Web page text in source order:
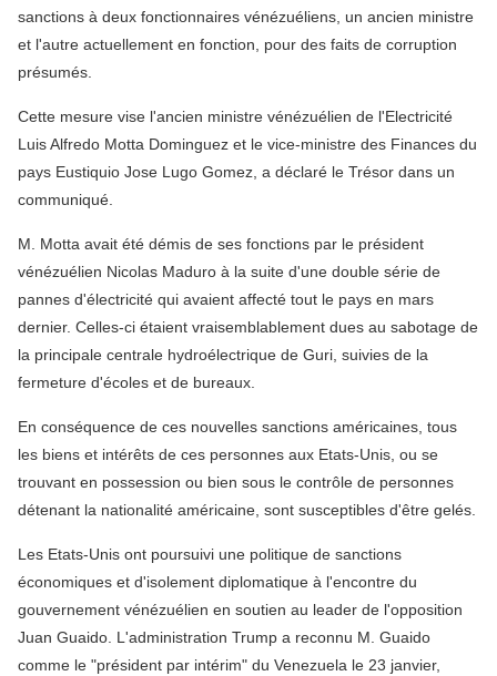
sanctions à deux fonctionnaires vénézuéliens, un ancien ministre
et l'autre actuellement en fonction, pour des faits de corruption
présumés.
Cette mesure vise l'ancien ministre vénézuélien de l'Electricité
Luis Alfredo Motta Dominguez et le vice-ministre des Finances du
pays Eustiquio Jose Lugo Gomez, a déclaré le Trésor dans un
communiqué.
M. Motta avait été démis de ses fonctions par le président
vénézuélien Nicolas Maduro à la suite d'une double série de
pannes d'électricité qui avaient affecté tout le pays en mars
dernier. Celles-ci étaient vraisemblablement dues au sabotage de
la principale centrale hydroélectrique de Guri, suivies de la
fermeture d'écoles et de bureaux.
En conséquence de ces nouvelles sanctions américaines, tous
les biens et intérêts de ces personnes aux Etats-Unis, ou se
trouvant en possession ou bien sous le contrôle de personnes
détenant la nationalité américaine, sont susceptibles d'être gelés.
Les Etats-Unis ont poursuivi une politique de sanctions
économiques et d'isolement diplomatique à l'encontre du
gouvernement vénézuélien en soutien au leader de l'opposition
Juan Guaido. L'administration Trump a reconnu M. Guaido
comme le "président par intérim" du Venezuela le 23 janvier,